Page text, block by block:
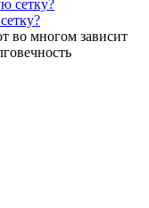
во многом зависит